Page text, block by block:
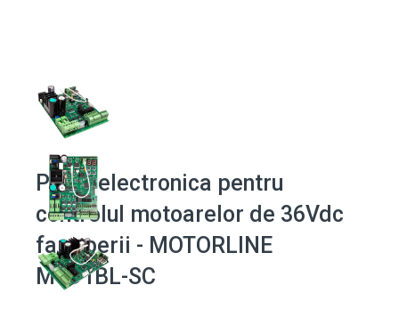
Placa electronica pentru
controlul motoarelor de 36Vdc
fara perii - MOTORLINE
MC91BL-SC